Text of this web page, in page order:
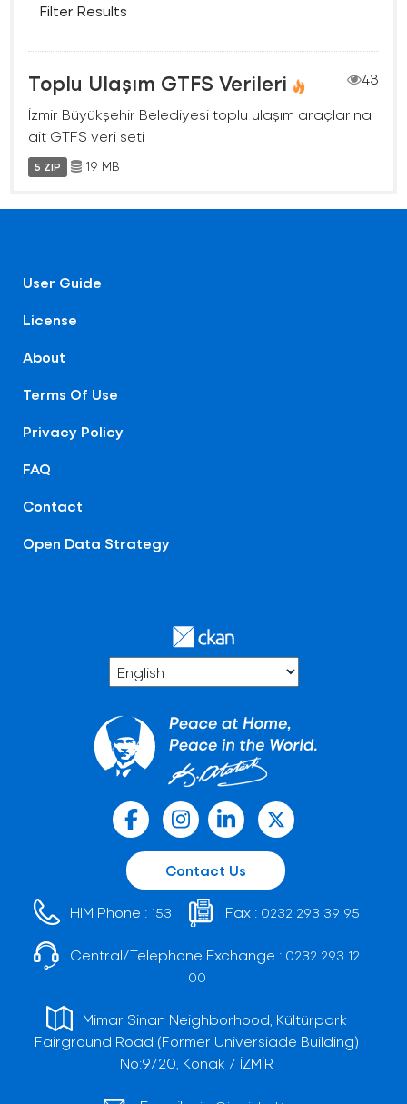
Filter Results
Toplu Ulaşım GTFS Verileri
43
İzmir Büyükşehir Belediyesi toplu ulaşım araçlarına
ait GTFS veri seti
5 ZIP 19 MB
User Guide
License
About
Terms Of Use
Privacy Policy
FAQ
Contact
Open Data Strategy
Contact Us
HIM Phone : 153 Fax : 0232 293 39 95
Central/Telephone Exchange : 0232 293 12
00
Mimar Sinan Neighborhood, Kültürpark
Fairground Road (Former Universiade Building)
No:9/20, Konak / İZMİR